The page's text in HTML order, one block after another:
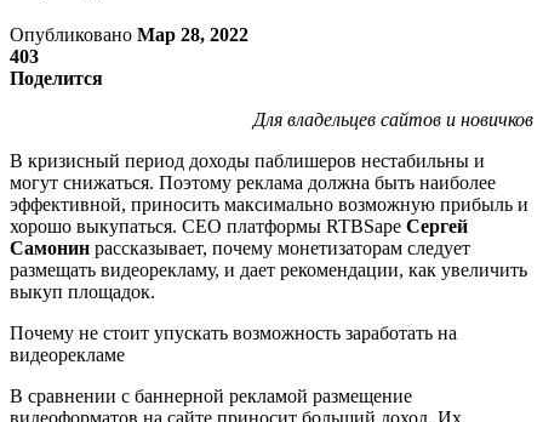
Опубликовано Мар 28, 2022
403
Поделится
Для владельцев сайтов и новичков
В кризисный период доходы паблишеров нестабильны и
могут снижаться. Поэтому реклама должна быть наиболее
эффективной, приносить максимально возможную прибыль и
хорошо выкупаться. CEO платформы RTBSape Сергей
Самонин рассказывает, почему монетизаторам следует
размещать видеорекламу, и дает рекомендации, как увеличить
выкуп площадок.
Почему не стоит упускать возможность заработать на
видеорекламе
В сравнении с баннерной рекламой размещение
видеоформатов на сайте приносит больший доход. Их